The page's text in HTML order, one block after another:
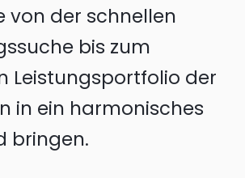
von der schnellen
bis zum
Leistungsportfolio der
in ein harmonisches
bringen.